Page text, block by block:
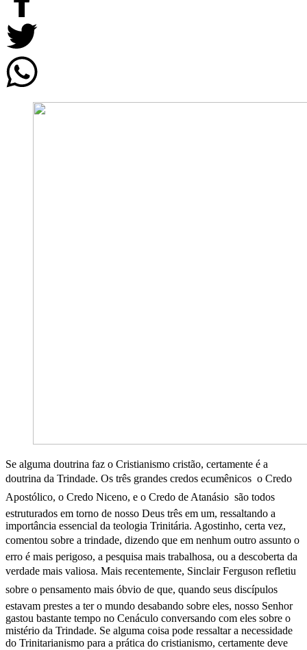
Se alguma doutrina faz o Cristianismo cristão, certamente é a
doutrina da Trindade. Os três grandes credos ecumênicos  o Credo
Apostólico, o Credo Niceno, e o Credo de Atanásio  são todos
estruturados em torno de nosso Deus três em um, ressaltando a
importância essencial da teologia Trinitária. Agostinho, certa vez,
comentou sobre a trindade, dizendo que em nenhum outro assunto o
erro é mais perigoso, a pesquisa mais trabalhosa, ou a descoberta da
verdade mais valiosa. Mais recentemente, Sinclair Ferguson refletiu
sobre o pensamento mais óbvio de que, quando seus discípulos
estavam prestes a ter o mundo desabando sobre eles, nosso Senhor
gastou bastante tempo no Cenáculo conversando com eles sobre o
mistério da Trindade. Se alguma coisa pode ressaltar a necessidade
do Trinitarianismo para a prática do cristianismo, certamente deve